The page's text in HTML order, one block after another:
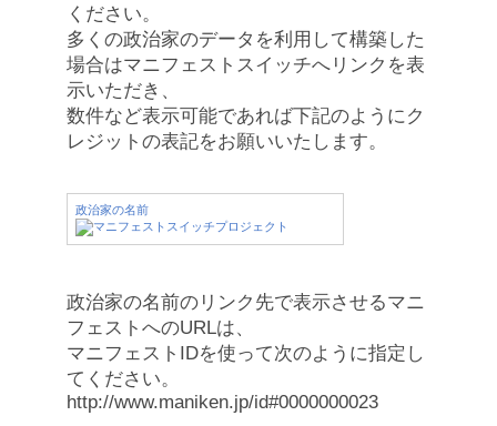
ください。
多くの政治家のデータを利用して構築した
場合はマニフェストスイッチへリンクを表
示いただき、
数件など表示可能であれば下記のようにク
レジットの表記をお願いいたします。
政治家の名前
政治家の名前のリンク先で表示させるマニ
フェストへのURLは、
マニフェストIDを使って次のように指定し
てください。
http://www.maniken.jp/id#0000000023